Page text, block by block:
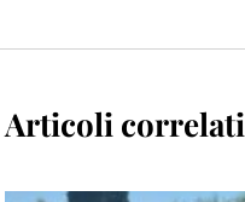
Articoli correlati